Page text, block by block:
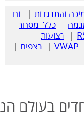
והתנגדות
יום
כללי מסחר
רצועות
VWAP רצפים
בעולם